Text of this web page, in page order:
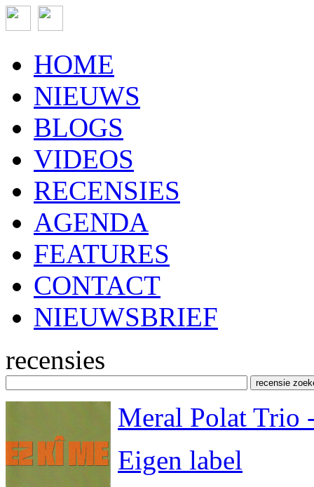
HOME
NIEUWS
BLOGS
VIDEOS
RECENSIES
AGENDA
FEATURES
CONTACT
NIEUWSBRIEF
recensies
Meral Polat Trio
Eigen label